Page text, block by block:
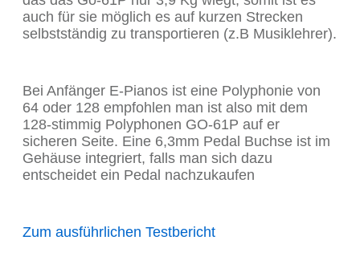
auch für sie möglich es auf kurzen Strecken
selbstständig zu transportieren (z.B Musiklehrer).
Bei Anfänger E-Pianos ist eine Polyphonie von
64 oder 128 empfohlen man ist also mit dem
128-stimmig Polyphonen GO-61P auf er
sicheren Seite. Eine 6,3mm Pedal Buchse ist im
Gehäuse integriert, falls man sich dazu
entscheidet ein Pedal nachzukaufen
Zum ausführlichen Testbericht